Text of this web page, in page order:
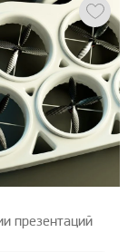
презентаций